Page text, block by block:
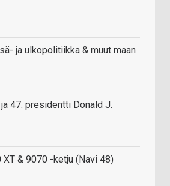
ja ulkopolitiikka & muut maan
47. presidentti Donald J.
XT & 9070 -ketju (Navi 48)